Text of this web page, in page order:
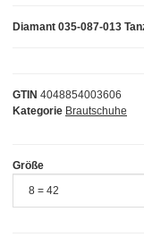
GTIN 4048854003606
Kategorie Brautschuhe
Diamant 035-087-013
Größe